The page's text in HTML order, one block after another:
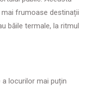
frumoase destinații
băile termale, la ritmul
locurilor mai puțin